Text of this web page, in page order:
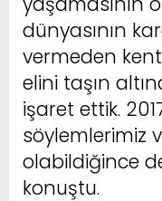
dünyasının
vermeden
elini taşın
işaret ettik.
söylemlerimiz
olabildiğince
konuştu.